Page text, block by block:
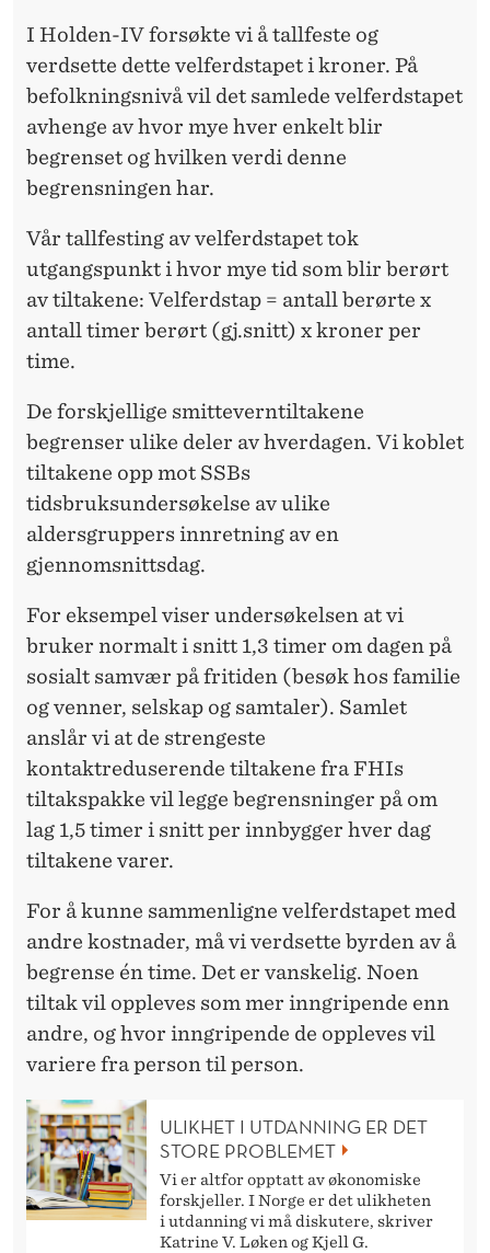
I Holden-IV forsøkte vi å tallfeste og
verdsette dette velferdstapet i kroner. På
befolkningsnivå vil det samlede velferdstapet
avhenge av hvor mye hver enkelt blir
begrenset og hvilken verdi denne
begrensningen har.
Vår tallfesting av velferdstapet tok
utgangspunkt i hvor mye tid som blir berørt
av tiltakene: Velferdstap = antall berørte x
antall timer berørt (gj.snitt) x kroner per
time.
De forskjellige smitteverntiltakene
begrenser ulike deler av hverdagen. Vi koblet
tiltakene opp mot SSBs
tidsbruksundersøkelse av ulike
aldersgruppers innretning av en
gjennomsnittsdag.
For eksempel viser undersøkelsen at vi
bruker normalt i snitt 1,3 timer om dagen på
sosialt samvær på fritiden (besøk hos familie
og venner, selskap og samtaler). Samlet
anslår vi at de strengeste
kontaktreduserende tiltakene fra FHIs
tiltakspakke vil legge begrensninger på om
lag 1,5 timer i snitt per innbygger hver dag
tiltakene varer.
For å kunne sammenligne velferdstapet med
andre kostnader, må vi verdsette byrden av å
begrense én time. Det er vanskelig. Noen
tiltak vil oppleves som mer inngripende enn
andre, og hvor inngripende de oppleves vil
variere fra person til person.
ULIKHET I UTDANNING ER DET
STORE PROBLEMET
Vi er altfor opptatt av økonomiske
forskjeller. I Norge er det ulikheten
i utdanning vi må diskutere, skriver
Katrine V. Løken og Kjell G.